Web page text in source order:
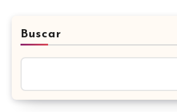
Buscar